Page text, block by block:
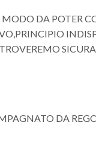
DA POTER
DA